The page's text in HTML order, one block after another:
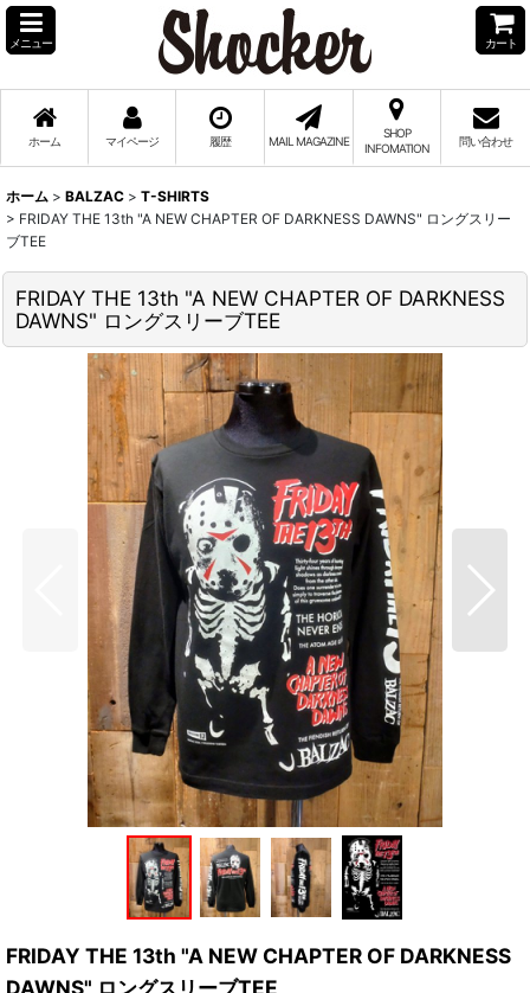
メニュー カート
ホーム マイページ 履歴 MAIL MAGAZINE
SHOP
INFOMATION
問い合わせ
ホーム > BALZAC > T-SHIRTS
> FRIDAY THE 13th "A NEW CHAPTER OF DARKNESS DAWNS" ロングスリー
ブTEE
FRIDAY THE 13th "A NEW CHAPTER OF DARKNESS
DAWNS" ロングスリーブTEE
FRIDAY THE 13th "A NEW CHAPTER OF DARKNESS
DAWNS" ロングスリーブTEE